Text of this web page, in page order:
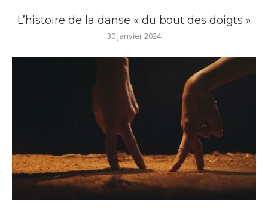
L’histoire de la danse « du bout des doigts »
30 janvier 2024